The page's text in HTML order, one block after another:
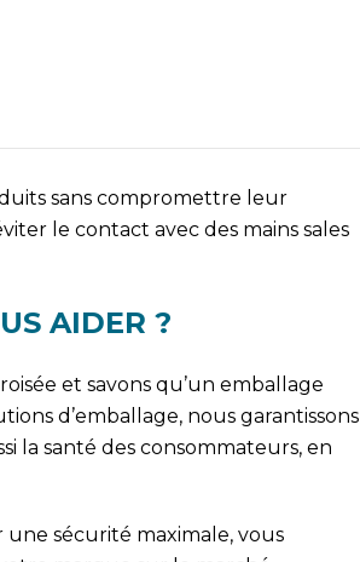
sans compromettre leur
le contact avec des mains sales
AIDER ?
et savons qu’un emballage
d’emballage, nous garantissons
la santé des consommateurs, en
une sécurité maximale, vous